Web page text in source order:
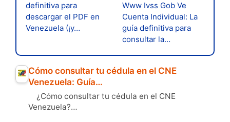
definitiva para
descargar el PDF en
Venezuela (¡y…
Www Ivss Gob Ve
Cuenta Individual: La
guía definitiva para
consultar la…
Cómo consultar tu cédula en el CNE
Venezuela: Guía…
¿Cómo consultar tu cédula en el CNE
Venezuela?…